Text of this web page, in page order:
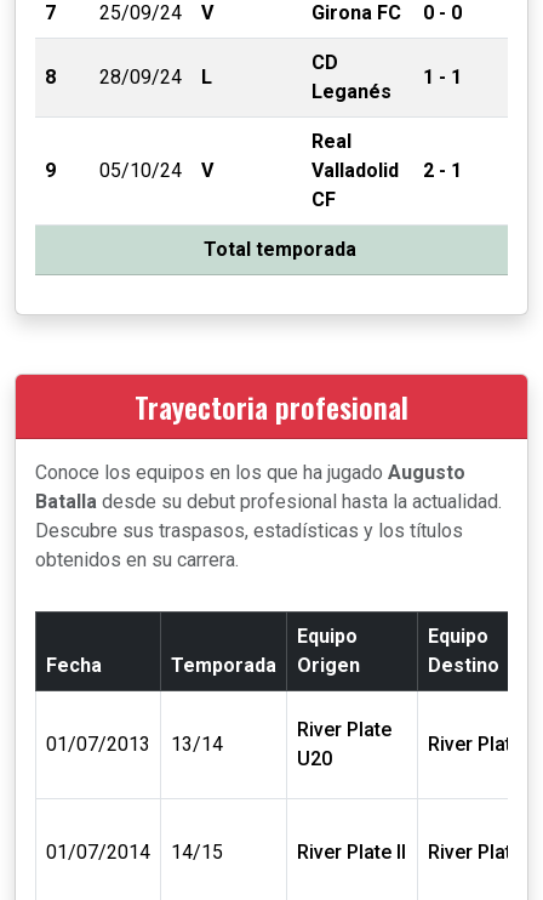
7 25/09/24 V Girona FC 0 - 0
8 28/09/24 L
CD
Leganés
1 - 1
9 05/10/24 V
Real
Valladolid
CF
2 - 1
Total temporada
Trayectoria profesional
Conoce los equipos en los que ha jugado Augusto
Batalla desde su debut profesional hasta la actualidad.
Descubre sus traspasos, estadísticas y los títulos
obtenidos en su carrera.
Fecha Temporada
Equipo
Origen
Equipo
Destino
01/07/2013 13/14
River Plate
U20
River Plate II
01/07/2014 14/15 River Plate II River Plate